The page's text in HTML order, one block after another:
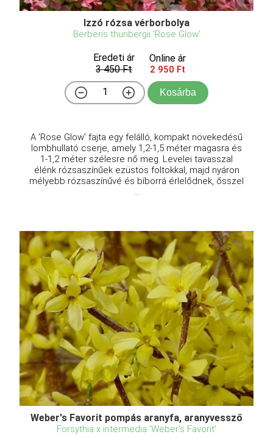
Izzó rózsa vérborbolya
Berberis thunbergii 'Rose Glow'
Eredeti ár
3 450 Ft
Online ár
2 950 Ft
Kosárba
A 'Rose Glow' fajta egy felálló, kompakt növekedésű
lombhullató cserje, amely 1,2-1,5 méter magasra és
1-1,2 méter szélesre nő meg. Levelei tavasszal
élénk rózsaszínűek ezüstös foltokkal, majd nyáron
mélyebb rózsaszínűvé és bíborrá érlelődnek, ősszel
...
Weber's Favorit pompás aranyfa, aranyvessző
Forsythia x intermedia 'Weber's Favorit'